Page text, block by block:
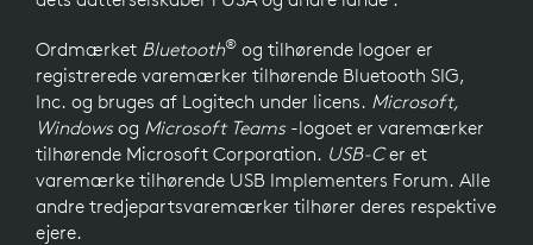
Ordmærket Bluetooth® og tilhørende logoer er
registrerede varemærker tilhørende Bluetooth SIG,
Inc. og bruges af Logitech under licens. Microsoft,
Windowsog Microsoft Teams-logoet er varemærker
tilhørende Microsoft Corporation. USB-Cer et
varemærke tilhørende USB Implementers Forum. Alle
andre tredjepartsvaremærker tilhører deres respektive
ejere.